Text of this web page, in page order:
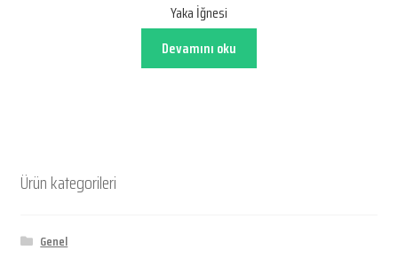
Yaka İğnesi
Devamını oku
Ürün kategorileri
Genel